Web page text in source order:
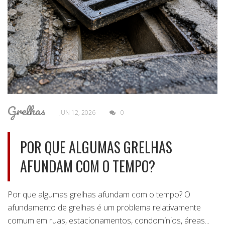
Grelhas JUN 12, 2026 0
POR QUE ALGUMAS GRELHAS
AFUNDAM COM O TEMPO?
Por que algumas grelhas afundam com o tempo? O
afundamento de grelhas é um problema relativamente
comum em ruas, estacionamentos, condomínios, áreas...